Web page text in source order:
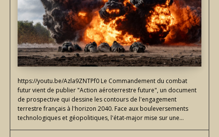
https://youtu.be/Azla9ZNTPf0 Le Commandement du combat
futur vient de publier "Action aéroterrestre future", un document
de prospective qui dessine les contours de l'engagement
terrestre français à l'horizon 2040. Face aux bouleversements
technologiques et géopolitiques, l'état-major mise sur une...